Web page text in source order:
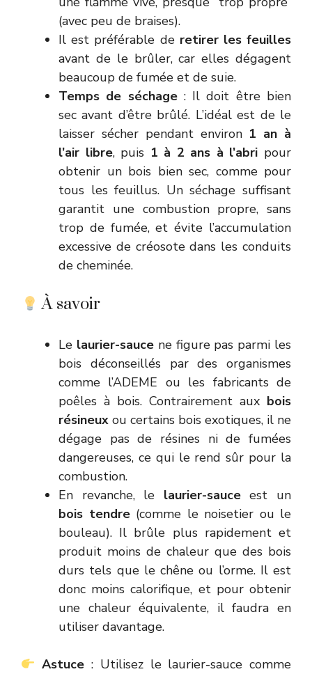
(avec peu de braises).
Il est préférable de retirer les feuilles
avant de le brûler, car elles dégagent
beaucoup de fumée et de suie.
Temps de séchage: Il doit être bien
sec avant d’être brûlé. L’idéal est de le
laisser sécher pendant environ 1 an à
l’air libre, puis 1 à 2 ans à l’abri pour
obtenir un bois bien sec, comme pour
tous les feuillus. Un séchage suffisant
garantit une combustion propre, sans
trop de fumée, et évite l’accumulation
excessive de créosote dans les conduits
de cheminée.
À savoir
Le laurier-saucene figure pas parmi les
bois déconseillés par des organismes
comme l’ADEME ou les fabricants de
poêles à bois. Contrairement aux bois
résineux ou certains bois exotiques, il ne
dégage pas de résines ni de fumées
dangereuses, ce qui le rend sûr pour la
combustion.
En revanche, le laurier-sauceest un
bois tendre(comme le noisetier ou le
bouleau). Il brûle plus rapidement et
produit moins de chaleur que des bois
durs tels que le chêne ou l’orme. Il est
donc moins calorifique, et pour obtenir
une chaleur équivalente, il faudra en
utiliser davantage.
Astuce : Utilisez le laurier-sauce comme